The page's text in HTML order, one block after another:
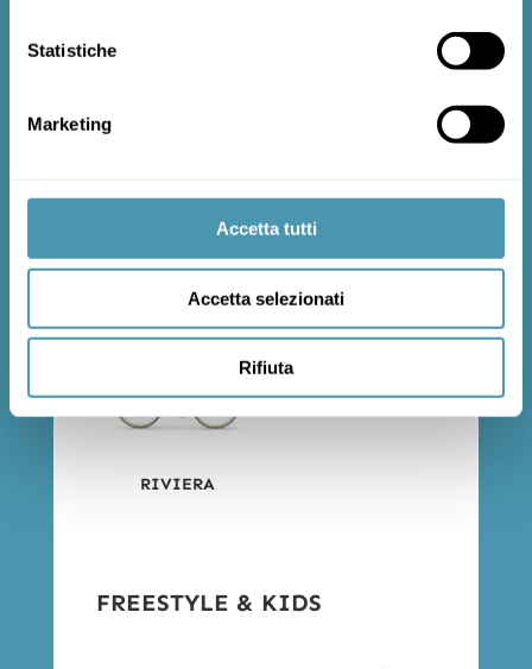
Statistiche
Marketing
Accetta tutti
Accetta selezionati
Rifiuta
OLDSTYLE
MIMA MOONLIGHT M
RIVIERA
FREESTYLE & KIDS